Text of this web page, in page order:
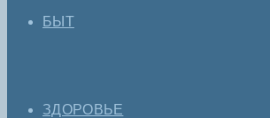
БЫТ
ЗДОРОВЬЕ